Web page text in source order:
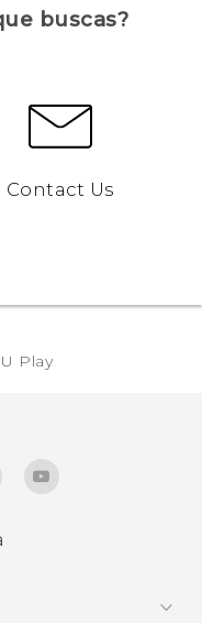
buscas?
Contact Us
Play‎